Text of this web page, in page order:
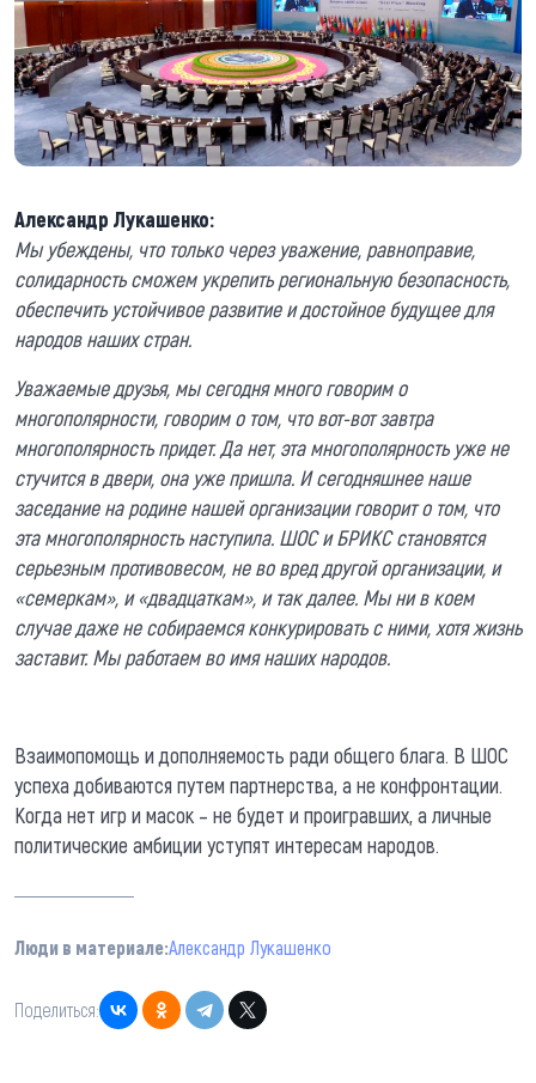
Александр Лукашенко:
Мы убеждены, что только через уважение, равноправие,
солидарность сможем укрепить региональную безопасность,
обеспечить устойчивое развитие и достойное будущее для
народов наших стран.
Уважаемые друзья, мы сегодня много говорим о
многополярности, говорим о том, что вот-вот завтра
многополярность придет. Да нет, эта многополярность уже не
стучится в двери, она уже пришла. И сегодняшнее наше
заседание на родине нашей организации говорит о том, что
эта многополярность наступила. ШОС и БРИКС становятся
серьезным противовесом, не во вред другой организации, и
«семеркам», и «двадцаткам», и так далее. Мы ни в коем
случае даже не собираемся конкурировать с ними, хотя жизнь
заставит. Мы работаем во имя наших народов.
Взаимопомощь и дополняемость ради общего блага. В ШОС
успеха добиваются путем партнерства, а не конфронтации.
Когда нет игр и масок – не будет и проигравших, а личные
политические амбиции уступят интересам народов.
Люди в материале:Александр Лукашенко
Поделиться: